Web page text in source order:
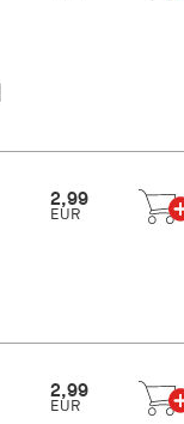
2,99
EUR
2,99
EUR